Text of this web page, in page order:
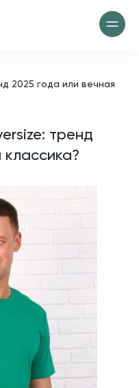
2025 года или вечная
тренд